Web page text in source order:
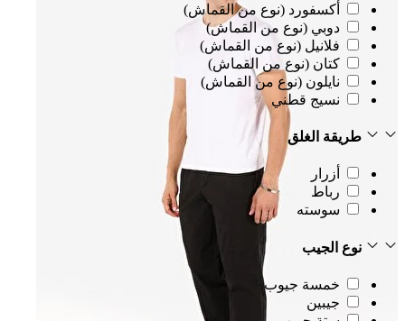
أكسفورد (نوع من القماش)
دوبي (نوع من القماش)
فلانيل (نوع من القماش)
كتان (نوع من القماش)
نايلون (نوع من القماش)
نسيج قطني
طريقة الغلق
أزرار
رباط
سوسته
نوع الجيب
خمسة جيوب
جيبين